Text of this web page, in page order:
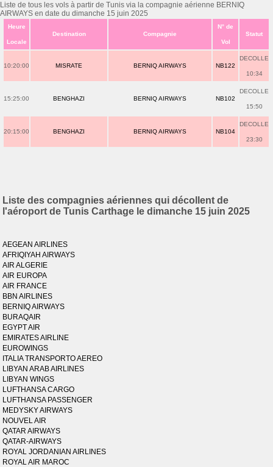
Liste de tous les vols à partir de Tunis via la compagnie aérienne BERNIQ
AIRWAYS en date du dimanche 15 juin 2025
Heure
Locale
Destination Compagnie
N° de
Vol
Statut
10:20:00 MISRATE BERNIQ AIRWAYS NB122
DECOLLE
10:34
15:25:00 BENGHAZI BERNIQ AIRWAYS NB102
DECOLLE
15:50
20:15:00 BENGHAZI BERNIQ AIRWAYS NB104
DECOLLE
23:30
Liste des compagnies aériennes qui décollent de
l'aéroport de Tunis Carthage le dimanche 15 juin 2025
AEGEAN AIRLINES
AFRIQIYAH AIRWAYS
AIR ALGERIE
AIR EUROPA
AIR FRANCE
BBN AIRLINES
BERNIQ AIRWAYS
BURAQAIR
EGYPT AIR
EMIRATES AIRLINE
EUROWINGS
ITALIA TRANSPORTO AEREO
LIBYAN ARAB AIRLINES
LIBYAN WINGS
LUFTHANSA CARGO
LUFTHANSA PASSENGER
MEDYSKY AIRWAYS
NOUVEL AIR
QATAR AIRWAYS
QATAR-AIRWAYS
ROYAL JORDANIAN AIRLINES
ROYAL AIR MAROC